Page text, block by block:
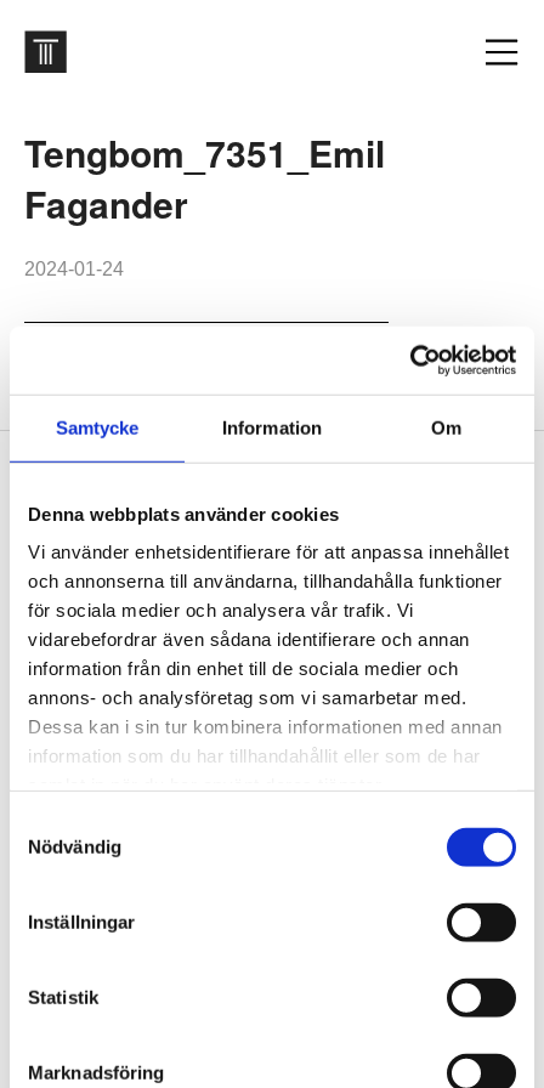
Samtycke Information Om
Denna webbplats använder cookies
Vi använder enhetsidentifierare för att anpassa innehållet
och annonserna till användarna, tillhandahålla funktioner
för sociala medier och analysera vår trafik. Vi
vidarebefordrar även sådana identifierare och annan
information från din enhet till de sociala medier och
annons- och analysföretag som vi samarbetar med.
Dessa kan i sin tur kombinera informationen med annan
information som du har tillhandahållit eller som de har
Nödvändig
Inställningar
Statistik
Marknadsföring
Tengbom_7351_Emil
Fagander
2024-01-24
we look forward to hearing from you.
We are Tengbom
We create sustainable and beautiful architecture that
strenghtens our clients as well as our society.
We are always looking for more people who want to help
Through our ecosystem of services, we can create any